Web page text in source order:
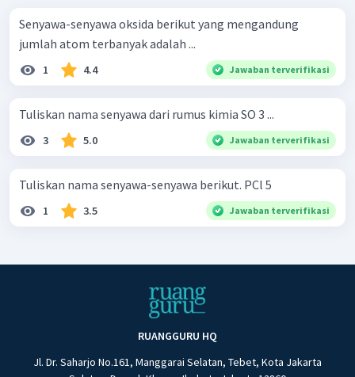
Senyawa-senyawa oksida berikut yang mengandung
jumlah atom terbanyak adalah ...
1 4.4 Jawaban terverifikasi
Tuliskan nama senyawa dari rumus kimia SO 3 ...
3 5.0 Jawaban terverifikasi
Tuliskan nama senyawa-senyawa berikut. PCl 5 ​
1 3.5 Jawaban terverifikasi
RUANGGURU HQ
Jl. Dr. Saharjo No.161, Manggarai Selatan, Tebet, Kota Jakarta